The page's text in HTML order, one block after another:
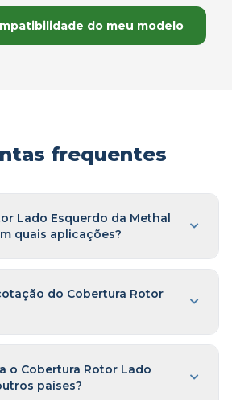
do meu modelo
frequentes
Lado Esquerdo da Methal
quais aplicações?
do Cobertura Rotor
o Cobertura Rotor Lado
países?